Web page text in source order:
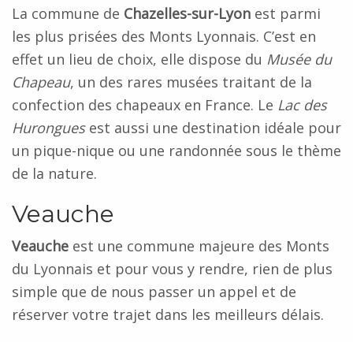
La commune de Chazelles-sur-Lyon est parmi
les plus prisées des Monts Lyonnais. C’est en
effet un lieu de choix, elle dispose du Musée du
Chapeau, un des rares musées traitant de la
confection des chapeaux en France. Le Lac des
Huronguesest aussi une destination idéale pour
un pique-nique ou une randonnée sous le thème
de la nature.
Veauche
Veauche est une commune majeure des Monts
du Lyonnais et pour vous y rendre, rien de plus
simple que de nous passer un appel et de
réserver votre trajet dans les meilleurs délais.